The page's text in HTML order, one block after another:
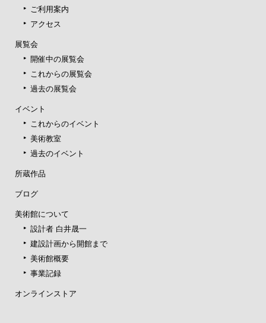
ご利用案内
アクセス
展覧会
開催中の展覧会
これからの展覧会
過去の展覧会
イベント
これからのイベント
美術教室
過去のイベント
所蔵作品
ブログ
美術館について
設計者 白井晟一
建設計画から開館まで
美術館概要
事業記録
オンラインストア